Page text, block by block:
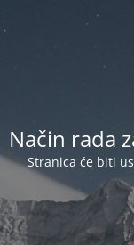
Način rada
Stranica će biti